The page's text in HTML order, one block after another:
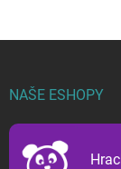
NAŠE ESHOPY